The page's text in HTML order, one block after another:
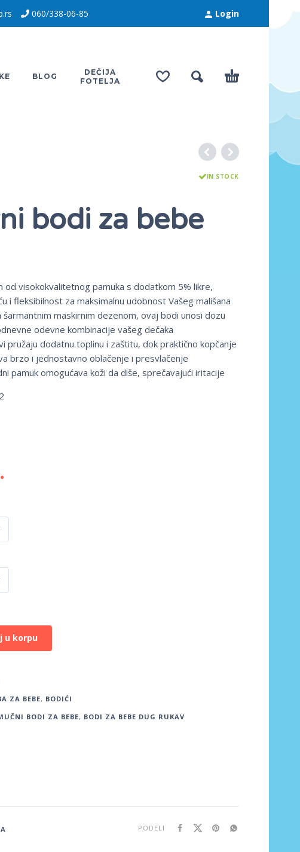
060/338-06-85 Login
BLOG
DEČIJA
FOTELJA
IN STOCK
bodi za bebe
od visokokvalitetnog pamuka s dodatkom 5% likre,
i fleksibilnost za maksimalnu udobnost Vašeg mališana
šarmantnim maskirnim dezenom, ovaj bodi unosi dozu
odevne kombinacije vašeg dečaka
pružaju dodatnu toplinu i zaštitu, dok praktično kopčanje
brzo i jednostavno oblačenje i presvlačenje
pamuk omogućava koži da diše, sprečavajući iritacije
u korpu
ZA BEBE, BODIĆI
BODI ZA BEBE, BODI ZA BEBE DUG RUKAV
PODELI